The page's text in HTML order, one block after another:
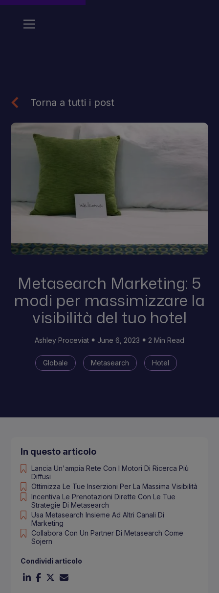
Torna a tutti i post
Metasearch Marketing: 5
modi per massimizzare la
visibilità del tuo hotel
Ashley Proceviat June 6, 2023 2 Min Read
Globale Metasearch Hotel
In questo articolo
Lancia Un'ampia Rete Con I Motori Di Ricerca Più
Diffusi
Ottimizza Le Tue Inserzioni Per La Massima Visibilità
Incentiva Le Prenotazioni Dirette Con Le Tue
Strategie Di Metasearch
Usa Metasearch Insieme Ad Altri Canali Di
Marketing
Collabora Con Un Partner Di Metasearch Come
Sojern
Condividi articolo